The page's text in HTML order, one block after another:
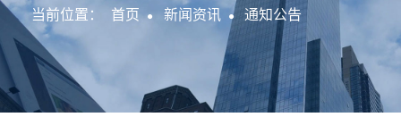
当前位置： 首页 新闻资讯 通知公告